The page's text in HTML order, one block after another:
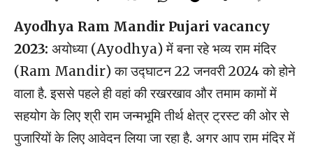
Ayodhya Ram Mandir Pujari vacancy
2023: अयोध्या (Ayodhya) में बना रहे भव्य राम मंदिर
(Ram Mandir) का उद्घाटन 22 जनवरी 2024 को होने
वाला है. इससे पहले ही वहां की रखरखाव और तमाम कामों में
सहयोग के लिए श्री राम जन्मभूमि तीर्थ क्षेत्र ट्रस्ट की ओर से
पुजारियों के लिए आवेदन लिया जा रहा है. अगर आप राम मंदिर में